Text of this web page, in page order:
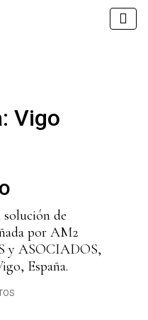
Vigo
de
por AM2
y ASOCIADOS,
España.